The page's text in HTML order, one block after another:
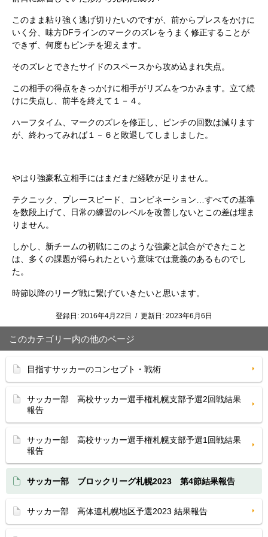
このまま粘り強く逃げ切りたいのですが、前からプレスをかけに
いく分、味方DFラインのマークのズレをうまく修正することが
できず、何度もピンチを迎えます。
そのズレとできたサイドのスペースから攻め込まれ失点。
この相手の得点をきっかけに相手がリズムをつかみます。立て続
けに失点し、前半を終えて１－４。
ハーフタイム、マークのズレを修正し、ピンチの回数は減ります
が、終わってみれば１－６と敗退してしましました。
やはり強豪私立相手にはまだまだ経験が足りません。
テクニック、プレースピード、コンビネーション…すべての基準
を数段上げて、日常の練習のレベルを改善しないとこの差は埋ま
りません。
しかし、新チームの初戦にこのような強豪と試合ができたこと
は、多くの課題が得られたという意味では意義のあるものでし
た。
時節以降のリーグ戦に繋げていきたいと思います。
登録日: 2016年4月22日 / 更新日: 2023年6月6日
このカテゴリー内の他のページ
目指すサッカーのコンセプト・戦術
サッカー部 高校サッカー選手権札幌支部予選2回戦結果
報告
サッカー部 高校サッカー選手権札幌支部予選1回戦結果
報告
サッカー部 ブロックリーグ札幌2023 第4節結果報告
サッカー部 高体連札幌地区予選2023 結果報告